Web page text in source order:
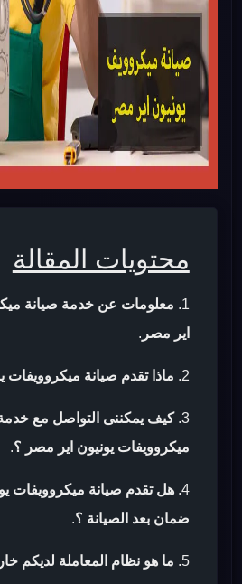
محتويات المقالة
معلومات عن خدمة صيانة
اير مصر .
ماذا تقدم صيانة ميكروويفات
كيف يمكننى التواصل مع
ميكروويفات يونيون اير مصر ؟.
هل تقدم صيانة ميكروويفات
ضمان بعد الصيانة ؟.
ما هو نظام المعاملة لديكم